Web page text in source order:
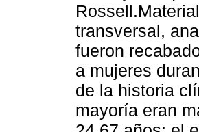
transversal,
fueron
a mujeres
de la historia
mayoría eran